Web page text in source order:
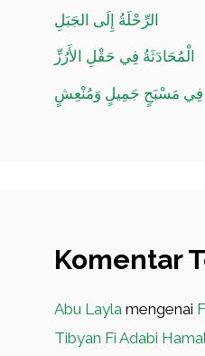
الرِّحْلَةُ إِلَى الجَبَلِ
الْمُحَادَثَةُ فِي حَقْلِ الأَرُزِّ
فِي مَسْبَحٍ جَمِيلٍ وَمُنْعِشٍ
Komentar
Abu Layla mengenai
Tibyan Fi Adabi